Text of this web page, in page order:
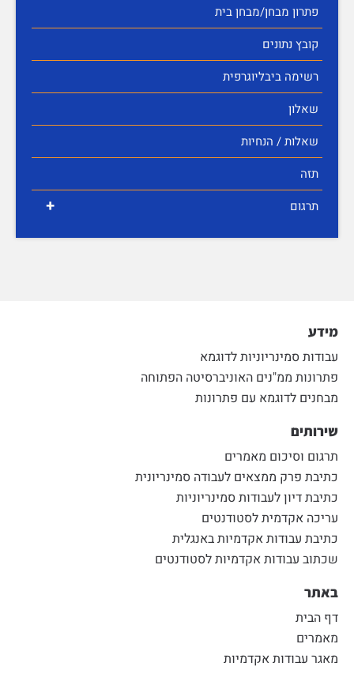
פתרון מבחן/מבחן בית
קובץ נתונים
רשימה ביבליוגרפית
שאלון
שאלות / הנחיות
תזה
+ תרגום
מידע
עבודות סמינריוניות לדוגמא
פתרונות ממ"נים האוניברסיטה הפתוחה
מבחנים לדוגמא עם פתרונות
שירותים
תרגום וסיכום מאמרים
כתיבת פרק ממצאים לעבודה סמינריונית
כתיבת דיון לעבודות סמינריוניות
עריכה אקדמית לסטודנטים
כתיבת עבודות אקדמיות באנגלית
שכתוב עבודות אקדמיות לסטודנטים
באתר
דף הבית
מאמרים
מאגר עבודות אקדמיות